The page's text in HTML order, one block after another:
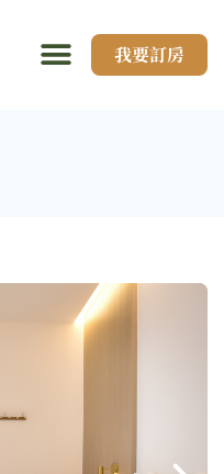
我要訂房